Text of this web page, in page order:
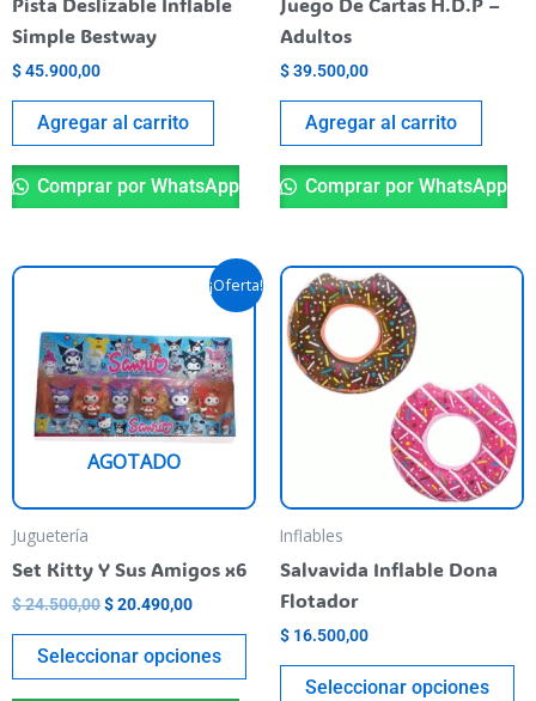
Simple Bestway
$45.900,00
Agregar al carrito
Comprar por WhatsApp
Adultos
$39.500,00
Agregar al carrito
Comprar por WhatsApp
¡Oferta!
AGOTADO
Juguetería
Set Kitty Y Sus Amigos x6
$24.500,00
El
era:
$ 24.500,00.
$20.490,00
El
precio
actual
es:
$ 20.490,00.
Seleccionar opciones
Este
producto
tiene
varias
se
pueden
elegir
del
Inflables
Salvavida Inflable Dona
Flotador
$ 16.500,00
Seleccionar opciones
se